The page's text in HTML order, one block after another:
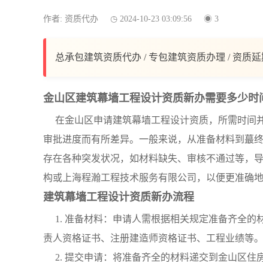
作者: 资质代办 2024-10-23 03:09:56 3
总承包建筑资质代办 / 专包建筑资质办理 / 资质
金山区建筑幕墙工程设计资质新办需要多少时
在金山区申请建筑幕墙工程设计资质，所需时间
审批进度而有所差异。一般来说，从准备材料到蕞
存在各种突发状况，如材料缺失、审核不通过等，
构或上海程瀚工程技术服务有限公司，以便更准确地
建筑幕墙工程设计资质新办流程
1. 准备材料：申请人需根据相关规定准备齐全
责人资格证书、注册建造师资格证书、工程业绩等。
2. 提交申请：将准备齐全的材料递交到金山区住